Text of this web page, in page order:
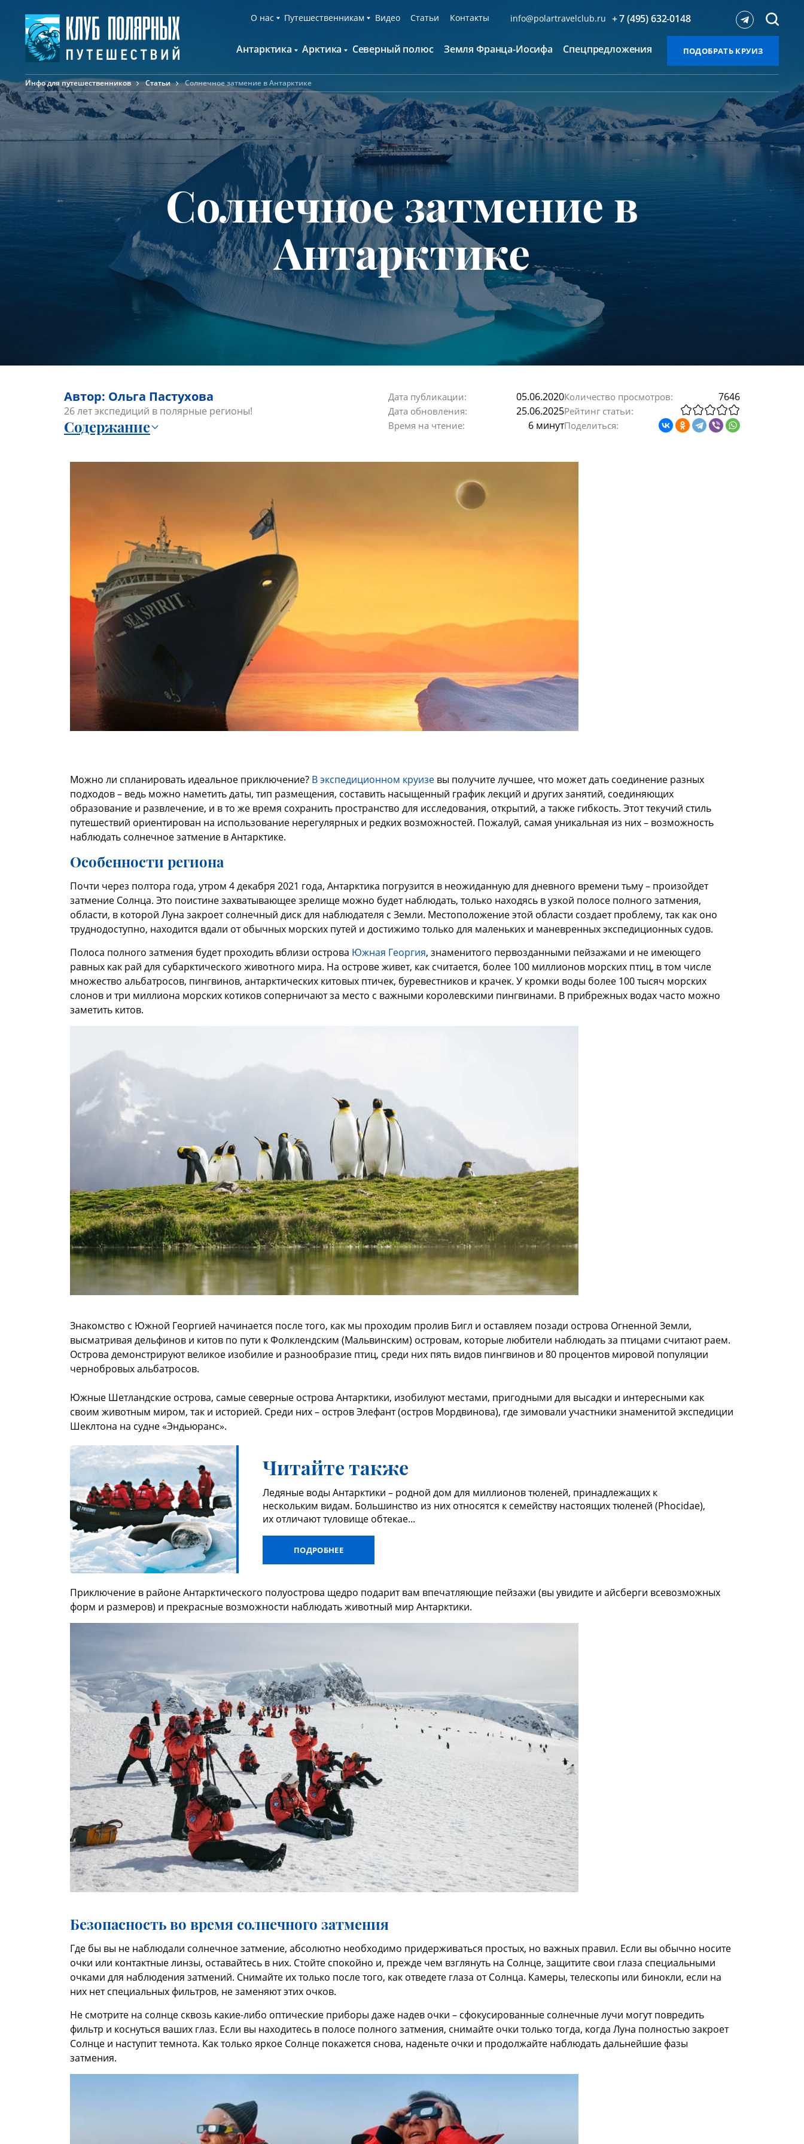
О нас
О компании
С нами путешествуют
Экспедиционная команда
Пресс-центр
Мы помогаем
Наши партнёры
Вакансии
Контакты
Обратная связь
Путешественникам
Русскоязычные группы
Наши суда
Дополнительные опции
Фирменная парка
Что брать с собой
Клуб привилегий
Каталоги
Отзывы
Вопросы и ответы
Специальные мероприятия
Подарочный сертификат
Видео Статьи Контакты info@polartravelclub.ru + 7 (495) 632-0148
Антарктика
Антарктида и Южный полярный круг
Континент Антарктида Классика
Континент Антарктида Новый год
Фолклендские о-ва и Южная Георгия
Фолклендские о-ва, Южная Георгия и
Антарктида
Арктика
Гренландия
Исландия
Шпицберген
Северный полюс Земля Франца-Иосифа Спецпредложения ПОДОБРАТЬ КРУИЗ
Инфо для путешественников Статьи Солнечное затмение в Антарктике
Солнечное затмение в
Антарктике
Автор: Ольга Пастухова
26 лет экспедиций в полярные регионы!
Содержание
Дата публикации: 05.06.2020
Дата обновления: 25.06.2025
Время на чтение: 6 минут
Количество просмотров: 7646
Рейтинг статьи:
Поделиться:
Можно ли спланировать идеальное приключение? В экспедиционном круизе вы получите лучшее, что может дать соединение разных
подходов – ведь можно наметить даты, тип размещения, составить насыщенный график лекций и других занятий, соединяющих
образование и развлечение, и в то же время сохранить пространство для исследования, открытий, а также гибкость. Этот текучий стиль
путешествий ориентирован на использование нерегулярных и редких возможностей. Пожалуй, самая уникальная из них – возможность
наблюдать солнечное затмение в Антарктике.
Особенности региона
Почти через полтора года, утром 4 декабря 2021 года, Антарктика погрузится в неожиданную для дневного времени тьму – произойдет
затмение Солнца. Это поистине захватывающее зрелище можно будет наблюдать, только находясь в узкой полосе полного затмения,
области, в которой Луна закроет солнечный диск для наблюдателя с Земли. Местоположение этой области создает проблему, так как оно
труднодоступно, находится вдали от обычных морских путей и достижимо только для маленьких и маневренных экспедиционных судов.
Полоса полного затмения будет проходить вблизи острова Южная Георгия, знаменитого первозданными пейзажами и не имеющего
равных как рай для субарктического животного мира. На острове живет, как считается, более 100 миллионов морских птиц, в том числе
множество альбатросов, пингвинов, антарктических китовых птичек, буревестников и крачек. У кромки воды более 100 тысяч морских
слонов и три миллиона морских котиков соперничают за место с важными королевскими пингвинами. В прибрежных водах часто можно
заметить китов.
Знакомство с Южной Георгией начинается после того, как мы проходим пролив Бигл и оставляем позади острова Огненной Земли,
высматривая дельфинов и китов по пути к Фолклендским (Мальвинским) островам, которые любители наблюдать за птицами считают раем.
Острова демонстрируют великое изобилие и разнообразие птиц, среди них пять видов пингвинов и 80 процентов мировой популяции
чернобровых альбатросов.
Южные Шетландские острова, самые северные острова Антарктики, изобилуют местами, пригодными для высадки и интересными как
своим животным миром, так и историей. Среди них – остров Элефант (остров Мордвинова), где зимовали участники знаменитой экспедиции
Шеклтона на судне «Эндьюранс».
Читайте также
Ледяные воды Антарктики – родной дом для миллионов тюленей, принадлежащих к
нескольким видам. Большинство из них относятся к семейству настоящих тюленей (Phocidae),
их отличают туловище обтекае...
ПОДРОБНЕЕ
Приключение в районе Антарктического полуострова щедро подарит вам впечатляющие пейзажи (вы увидите и айсберги всевозможных
форм и размеров) и прекрасные возможности наблюдать животный мир Антарктики.
Безопасность во время солнечного затмения
Где бы вы не наблюдали солнечное затмение, абсолютно необходимо придерживаться простых, но важных правил. Если вы обычно носите
очки или контактные линзы, оставайтесь в них. Стойте спокойно и, прежде чем взглянуть на Солнце, защитите свои глаза специальными
очками для наблюдения затмений. Снимайте их только после того, как отведете глаза от Солнца. Камеры, телескопы или бинокли, если на
них нет специальных фильтров, не заменяют этих очков.
Не смотрите на солнце сквозь какие-либо оптические приборы даже надев очки – сфокусированные солнечные лучи могут повредить
фильтр и коснуться ваших глаз. Если вы находитесь в полосе полного затмения, снимайте очки только тогда, когда Луна полностью закроет
Солнце и наступит темнота. Как только яркое Солнце покажется снова, наденьте очки и продолжайте наблюдать дальнейшие фазы
затмения.